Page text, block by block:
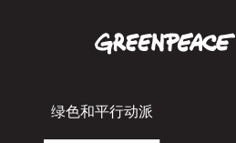
绿色和平行动派